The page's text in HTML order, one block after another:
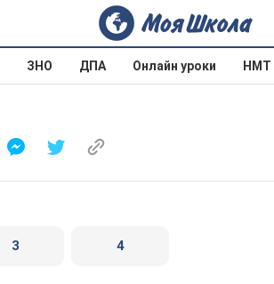
ЗНО ДПА Онлайн уроки НМТ
3 4